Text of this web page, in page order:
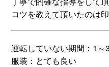
お客様の声
よくある質問
コツを教えて頂いたのは
運転していない期間：1～
服装：とても良い